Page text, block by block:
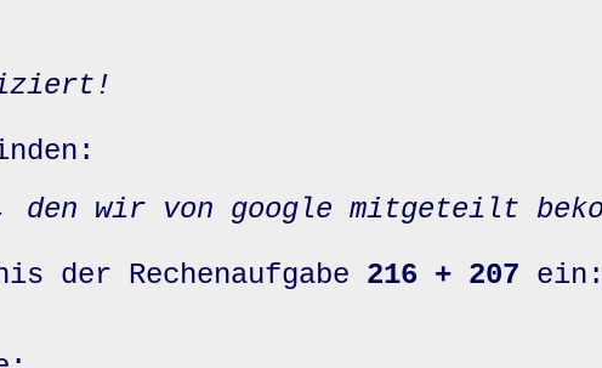
wir von google mitgeteilt
der Rechenaufgabe 216 + 207 ein: